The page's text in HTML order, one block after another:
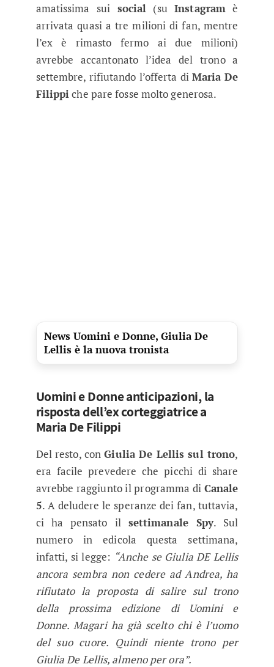
amatissima sui social (suInstagram è
arrivata quasi a tre milioni di fan, mentre
l’ex è rimasto fermo ai due milioni)
avrebbe accantonato l’idea del trono a
settembre, rifiutando l’offerta di Maria De
Filippiche pare fosse molto generosa.
News Uomini e Donne, Giulia De
Lellis è la nuova tronista
Uomini e Donne anticipazioni, la
risposta dell’ex corteggiatrice a
Maria De Filippi
Del resto, conGiulia De Lellis sul trono,
era facile prevedere che picchi di share
avrebbe raggiunto il programma di Canale
5. A deludere le speranze dei fan, tuttavia,
ci ha pensato il settimanale Spy. Sul
numero in edicola questa settimana,
infatti, si legge: “Anche se Giulia DE Lellis
ancora sembra non cedere ad Andrea, ha
rifiutato la proposta di salire sul trono
della prossima edizione di Uomini e
Donne. Magari ha già scelto chi è l’uomo
del suo cuore. Quindi niente trono per
Giulia De Lellis, almeno per ora”.